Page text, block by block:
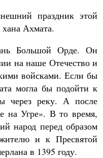
праздник этой
Ахмата.
Большой Орде. Он
на наше Отечество и
войсками. Если бы
могла бы подойти к
через реку. А после
на Угре». В то время,
народ перед образом
и к Пресвятой
в 1395 году.